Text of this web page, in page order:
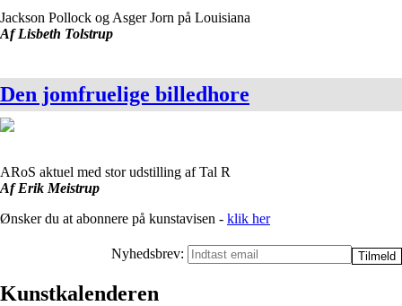
Jackson Pollock og Asger Jorn på Louisiana
Af Lisbeth Tolstrup
Den jomfruelige billedhore
ARoS aktuel med stor udstilling af Tal R
Af Erik Meistrup
Ønsker du at abonnere på kunstavisen - klik her
Nyhedsbrev:
Kunstkalenderen